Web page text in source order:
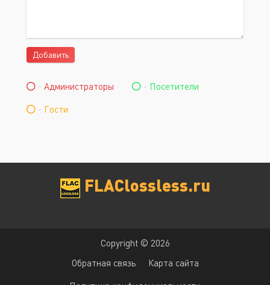
Добавить
- Администраторы - Посетители
- Гости
FLAClossless.ru
Copyright © 2026
Обратная связь
Карта сайта